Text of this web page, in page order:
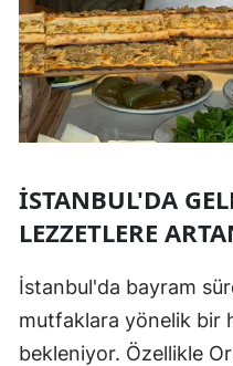
İSTANBUL'DA
LEZZETLERE
İstanbul'da bayram
mutfaklara yönelik bir
bekleniyor. Özellikle